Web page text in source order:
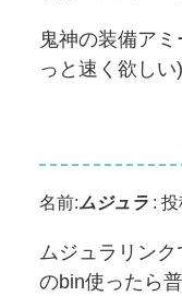
鬼神の装備ア
っと速く欲しい
名前:ムジュラ : 投
ムジュラリン
のbin使ったら